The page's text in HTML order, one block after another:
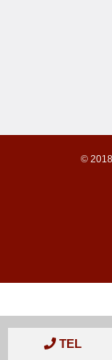
©️
TEL